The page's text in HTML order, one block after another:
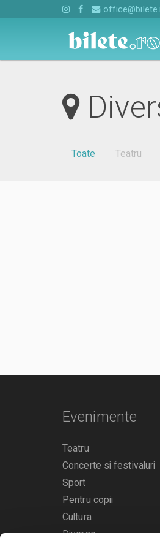
Toate Teatru
Evenimente
Teatru
Concerte si festivaluri
Sport
Pentru copii
Cultura
Diverse